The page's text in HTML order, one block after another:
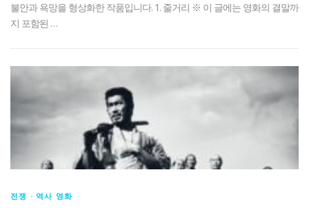
불안과 욕망을 형상화한 작품입니다. 1. 줄거리 ※ 이 글에는 영화의 결말까
지 포함된 …
전쟁 · 역사 영화